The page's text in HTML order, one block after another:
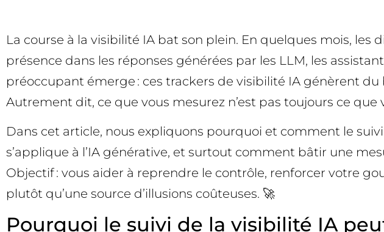
La course à la visibilité IA bat son plein. En quelques mois,
présence dans les réponses générées par les LLM, les
préoccupant émerge : ces trackers de visibilité IA génèrent
Autrement dit, ce que vous mesurez n’est pas toujours ce
Dans cet article, nous expliquons pourquoi et comment le
s’applique à l’IA générative, et surtout comment bâtir une
Objectif : vous aider à reprendre le contrôle, renforcer votre
plutôt qu’une source d’illusions coûteuses. 🚀
Pourquoi le suivi de la visibilité IA